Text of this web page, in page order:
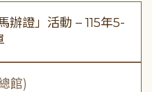
辦證」活動 – 115年5-
館)